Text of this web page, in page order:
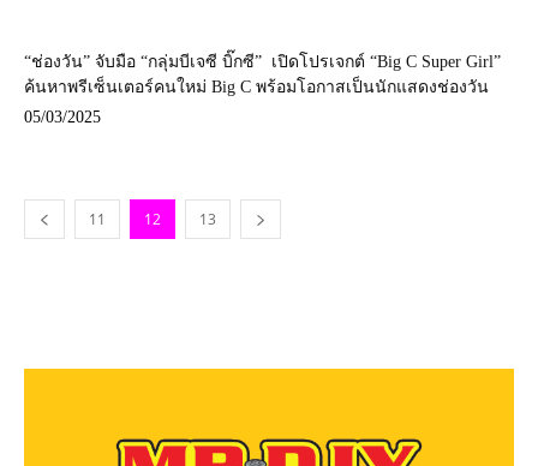
“ช่องวัน” จับมือ “กลุ่มบีเจซี บิ๊กซี” เปิดโปรเจกต์ “Big C Super Girl”
ค้นหาพรีเซ็นเตอร์คนใหม่ Big C พร้อมโอกาสเป็นนักแสดงช่องวัน
05/03/2025
11 12 13